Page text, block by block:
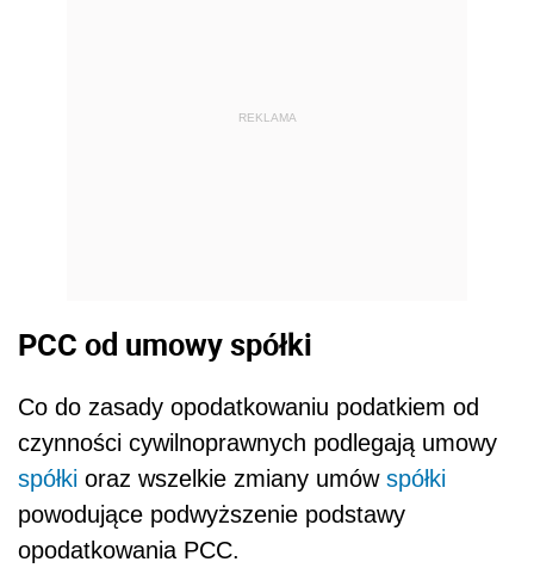
REKLAMA
PCC od umowy spółki
Co do zasady opodatkowaniu podatkiem od
czynności cywilnoprawnych podlegają umowy
spółki oraz wszelkie zmiany umów spółki
powodujące podwyższenie podstawy
opodatkowania PCC.